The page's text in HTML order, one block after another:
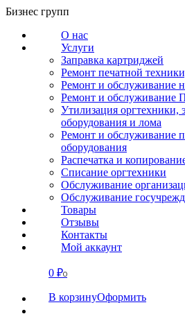
Перейти
содержанию
Бизнес групп
О нас
Услуги
Заправка картриджей
Ремонт печатной
Ремонт и обслуживание
Ремонт и обслуживание
Утилизация оргтехники,
оборудования и лома
Ремонт и обслуживание
оборудования
Распечатка и
Списание оргтехники
Обслуживание
Обслуживание
Товары
Отзывы
Контакты
Мой аккаунт
0 ₽0
В корзинуОформить
СВЯЗАТЬСЯ
О нас